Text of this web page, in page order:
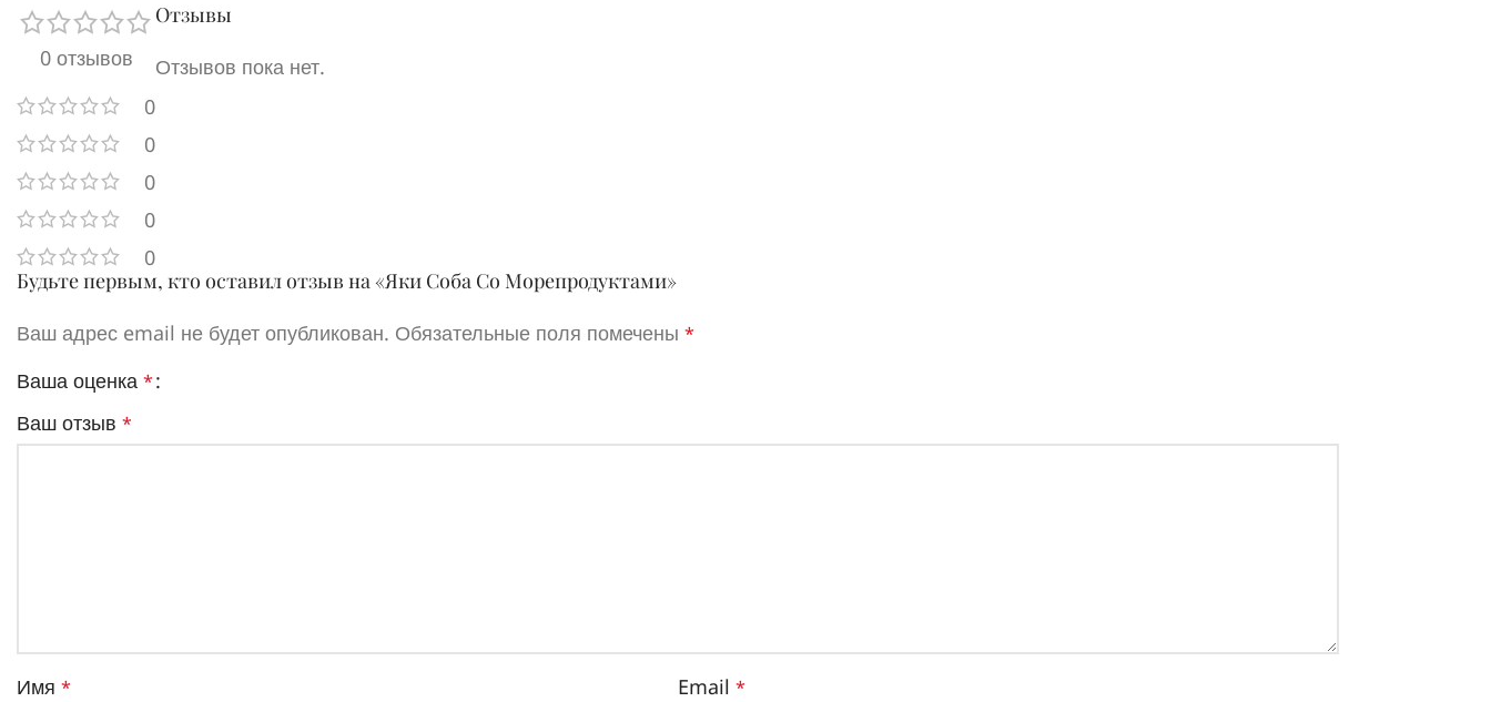
0 отзывов
0
0
0
0
0
Отзывы
Отзывов пока нет.
Будьте первым, кто оставил отзыв на «Яки Соба Со Mорепродуктами»
Ваш адрес email не будет опубликован. Обязательные поля помечены *
Ваша оценка *
Ваш отзыв *
Имя * Email *